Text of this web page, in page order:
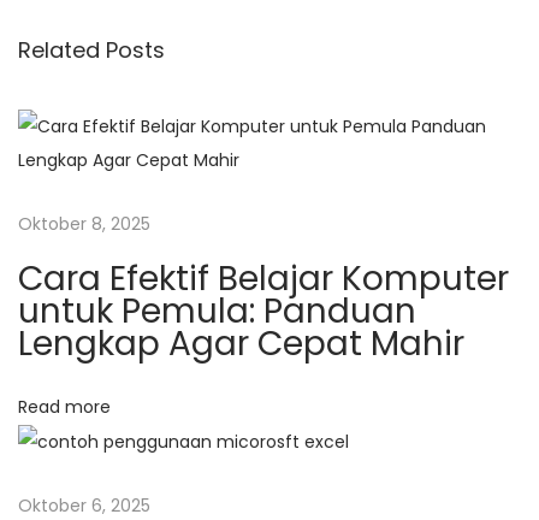
i
p
s
:t
n
s
N
e
x
t
o
s
:
P
r
o
f
s
s
o
Related Posts
Oktober 8, 2025
Cara Efektif Belajar Komputer
untuk Pemula: Panduan
Lengkap Agar Cepat Mahir
Read more
Oktober 6, 2025